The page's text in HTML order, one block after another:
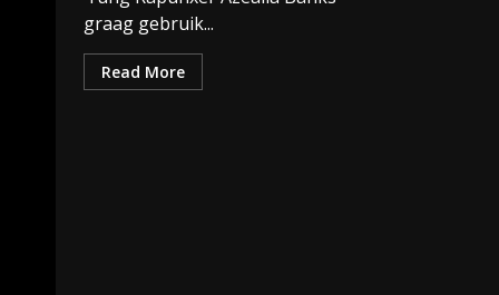
graag gebruik...
Read More